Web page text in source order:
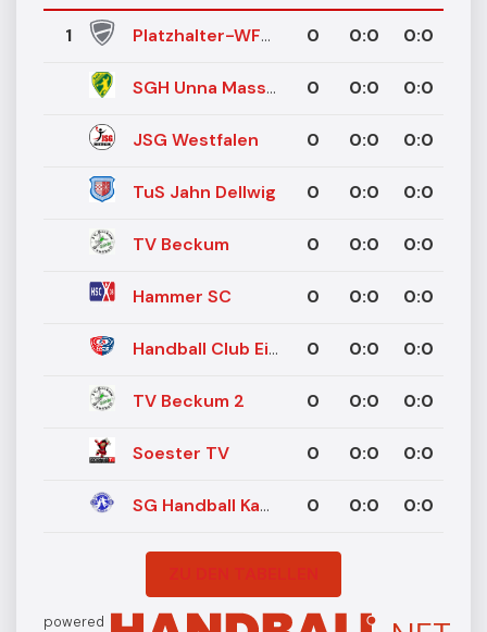
1 Platzhalter-WFHW-10 6 0 0:0 0:0
SGH Unna Massen 0 0:0 0:0
JSG Westfalen 0 0:0 0:0
TuS Jahn Dellwig 0 0:0 0:0
TV Beckum 0 0:0 0:0
Hammer SC 0 0:0 0:0
Handball Club Eintracht Bergkamen 0 0:0 0:0
TV Beckum 2 0 0:0 0:0
Soester TV 0 0:0 0:0
SG Handball Kamen 0 0:0 0:0
powered